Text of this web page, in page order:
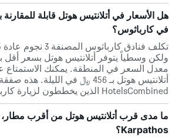
في كارباثوس؟
معدل السعر في المنطقة. يمكنك الاستمتاع
أتلانتيس هوتل بـ 456 ﷼ في
HotelsCombined الذين يخططون لزيارة كارباثوس.
ما مدى قرب أتلانتيس هوتل من أقرب
Karpathos؟